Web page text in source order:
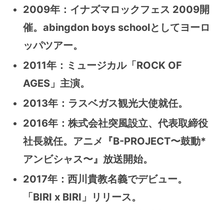
2009年：イナズマロックフェス 2009開
催。abingdon boys schoolとしてヨーロ
ッパツアー。
2011年：ミュージカル「ROCK OF
AGES」主演。
2013年：ラスベガス観光大使就任。
2016年：株式会社突風設立、代表取締役
社長就任。アニメ『B-PROJECT〜鼓動*
アンビシャス〜』放送開始。
2017年：西川貴教名義でデビュー。
「BIRI x BIRI」リリース。